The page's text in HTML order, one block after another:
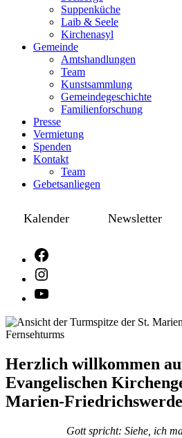
Suppenküche
Laib & Seele
Kirchenasyl
Gemeinde
Amtshandlungen
Team
Kunstsammlung
Gemeindegeschichte
Familienforschung
Presse
Vermietung
Spenden
Kontakt
Team
Gebetsanliegen
Kalender Newsletter
Herzlich willkommen
Evangelischen
Marien-
Gott spricht: Siehe, ich